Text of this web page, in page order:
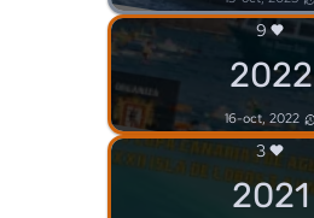
9
2022
16-oct, 2022
3
2021